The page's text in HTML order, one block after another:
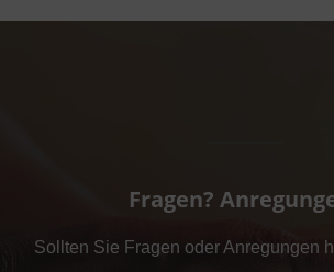
Fragen?
Sollten Sie Fragen oder Anregungen